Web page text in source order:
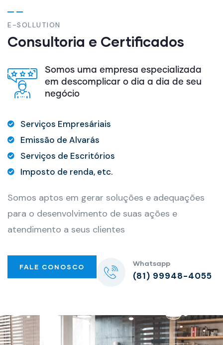
E-SOLLUTION
Consultoria e Certificados
Somos uma empresa especializada
em descomplicar o dia a dia de seu
negócio
Serviços Empresáriais
Emissão de Alvarás
Serviços de Escritórios
Imposto de renda, etc.
Somos aptos em gerar soluções e adequações
para o desenvolvimento de suas ações e
atendimento a seus clientes
FALE CONOSCO Whatsapp
(81) 99948-4055